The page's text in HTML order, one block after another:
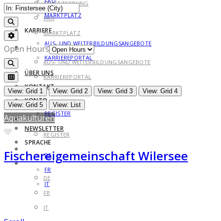
MARKTPLATZ
KARRIERE
AUS- UND WEITERBILDUNGSANGEBOTE
KARRIEREPORTAL
ÜBER UNS
KONTAKT
KONTO
REGISTER
NEWSLETTER
SPRACHE
DE
FR
IT
GESETZGEBUNG
FAQ
MARKTPLATZ
KARRIERE
AUS- UND WEITERBILDUNGSANGEBOTE
KARRIEREPORTAL
ÜBER UNS
KONTAKT
KONTO
REGISTER
SPRACHE
DE
FR
IT
Advanced Filters
Open Hours
View: Grid 1 View: Grid 2 View: Grid 3
View: Grid 4
View: Grid 5
View: List
Aquakulturen
Favorite
Fischereigemeinschaft Wilersee